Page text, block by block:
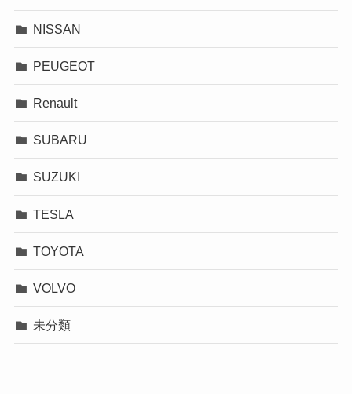
NISSAN
PEUGEOT
Renault
SUBARU
SUZUKI
TESLA
TOYOTA
VOLVO
未分類